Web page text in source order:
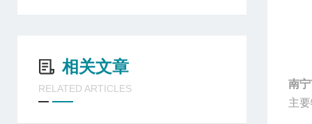
相关文章
RELATED ARTICLES
南
主